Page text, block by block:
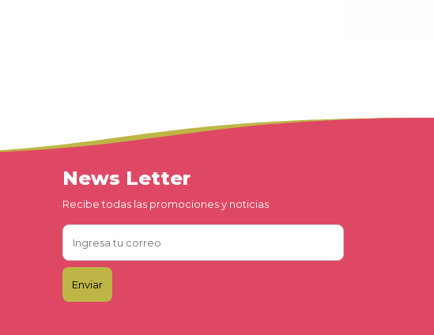
News Letter
Recibe todas las promociones y noticias